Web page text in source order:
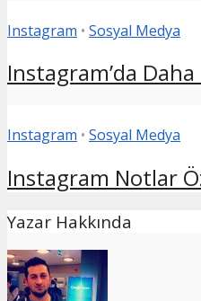
Instagram • Sosyal Medya
Instagram’da
Instagram • Sosyal Medya
Instagram Notlar
Yazar Hakkında